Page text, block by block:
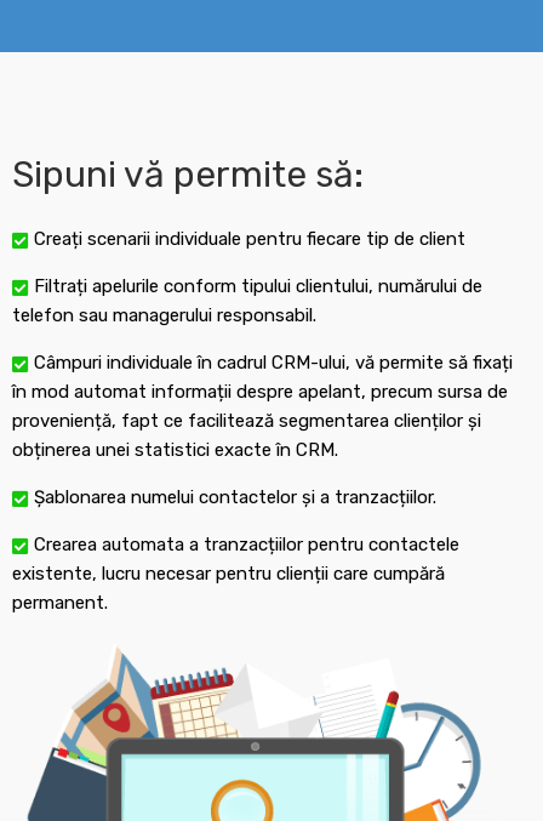
Sipuni vă permite să:
Creați scenarii individuale pentru fiecare tip de client
Filtrați apelurile conform tipului clientului, numărului de
telefon sau managerului responsabil.
Câmpuri individuale în cadrul CRM-ului, vă permite să fixați
în mod automat informații despre apelant, precum sursa de
proveniență, fapt ce facilitează segmentarea clienților și
obținerea unei statistici exacte în CRM.
Șablonarea numelui contactelor și a tranzacțiilor.
Crearea automata a tranzacțiilor pentru contactele
existente, lucru necesar pentru clienții care cumpără
permanent.